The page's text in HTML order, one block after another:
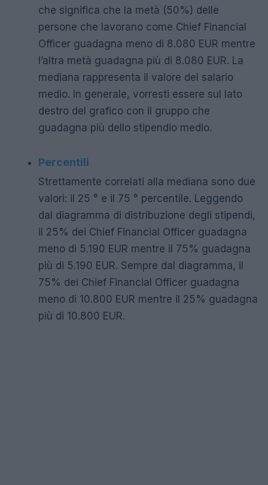
che significa che la metà (50%) delle
persone che lavorano come Chief Financial
Officer guadagna meno di 8.080 EUR mentre
l’altra metà guadagna più di 8.080 EUR. La
mediana rappresenta il valore del salario
medio. In generale, vorresti essere sul lato
destro del grafico con il gruppo che
guadagna più dello stipendio medio.
Percentili
Strettamente correlati alla mediana sono due
valori: il 25 ° e il 75 ° percentile. Leggendo
dal diagramma di distribuzione degli stipendi,
il 25% dei Chief Financial Officer guadagna
meno di 5.190 EUR mentre il 75% guadagna
più di 5.190 EUR. Sempre dal diagramma, il
75% dei Chief Financial Officer guadagna
meno di 10.800 EUR mentre il 25% guadagna
più di 10.800 EUR.